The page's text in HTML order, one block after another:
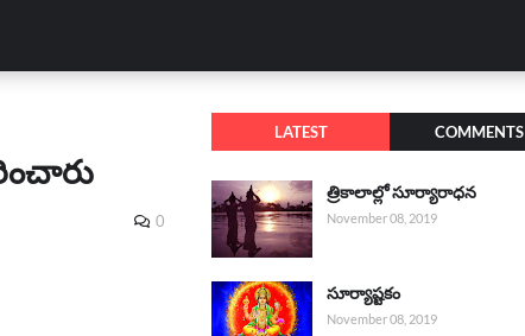
0
LATEST COMMENTS
త్రికాలాల్లో సూర్యారాధన
November 08, 2019
సూర్యాష్టకం
November 08, 2019